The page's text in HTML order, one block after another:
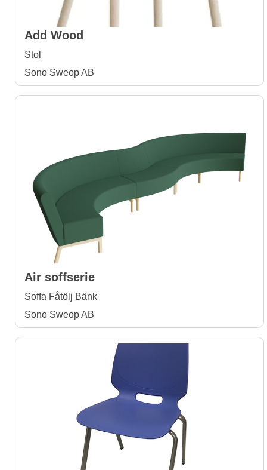
Add Wood
Stol
Sono Sweop AB
Air soffserie
Soffa Fåtölj Bänk
Sono Sweop AB